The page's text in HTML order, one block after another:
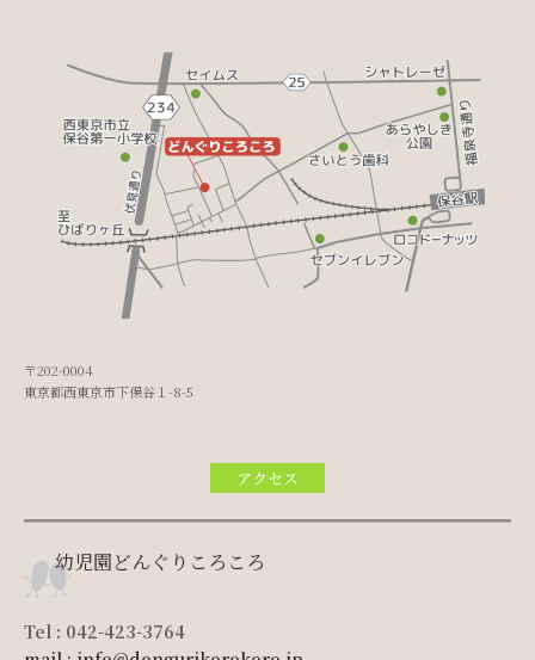
〒202-0004
東京都西東京市下保谷１-8-5
アクセス
幼児園どんぐりころころ
Tel : 042-423-3764